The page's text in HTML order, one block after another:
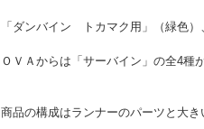
「ダンバイン トカマク用」（緑色
ＯＶＡからは「サーバイン」の全4種
商品の構成はランナーのパーツと大き